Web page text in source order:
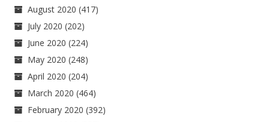
August 2020 (417)
July 2020 (202)
June 2020 (224)
May 2020 (248)
April 2020 (204)
March 2020 (464)
February 2020 (392)